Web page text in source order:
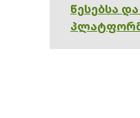
წესებსა